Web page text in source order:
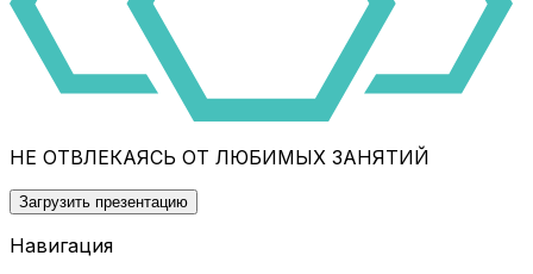
НЕ ОТВЛЕКАЯСЬ ОТ ЛЮБИМЫХ ЗАНЯТИЙ
Загрузить презентацию
Навигация